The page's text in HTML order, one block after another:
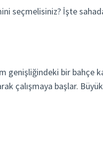
seçmelisiniz? İşte
genişliğindeki bir bahçe
çalışmaya başlar.